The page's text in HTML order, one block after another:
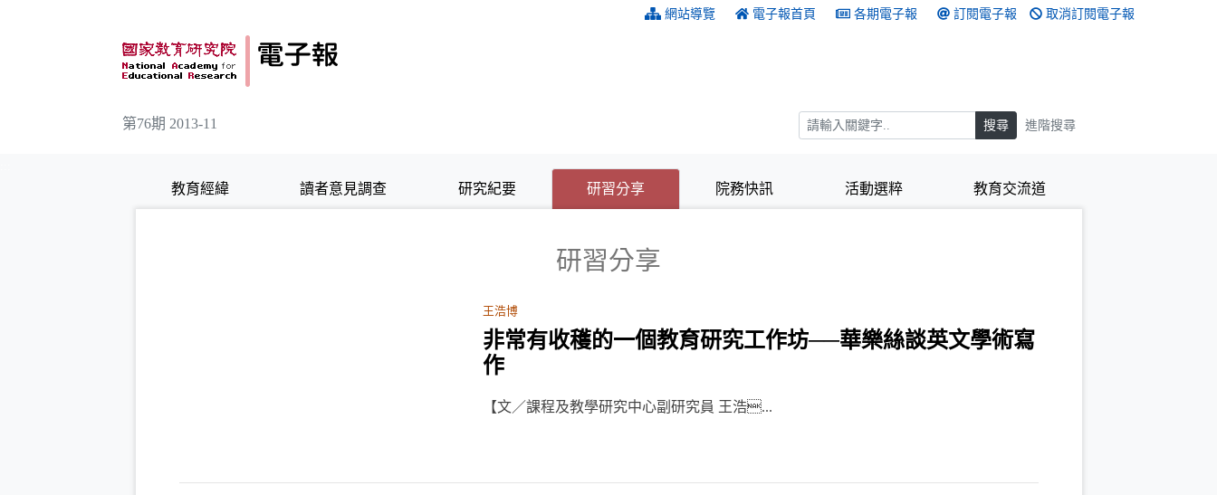
網站導覽 電子報首頁 各期電子報 訂閱電子報 取消訂閱電子報
第76期 2013-11 搜尋 搜尋 進階搜尋
教育經緯 讀者意見調查 研究紀要 研習分享(目前選取的頁籤)
(目前選取的頁籤)
院務快訊 活動選粹 教育交流道
研習分享
王浩博
非常有收穫的一個教育研究工作坊──華樂絲談英文學術寫
作
【文／課程及教學研究中心副研究員 王浩...